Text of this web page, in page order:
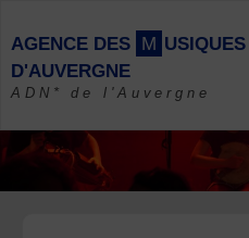
content
AGENCE DES M USIQUES
D'AUVERGNE
ADN* de l'Auvergne